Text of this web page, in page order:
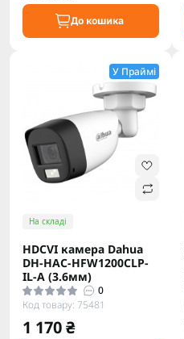
До кошика
У Праймі
На складі
HDCVI камера Dahua
DH-HAC-HFW1200CLP-
IL-A (3.6мм)
0
Код товару: 75481
1 170 ₴